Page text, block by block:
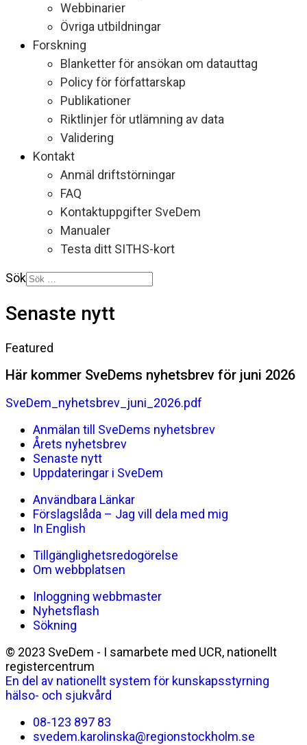
Webbinarier
Övriga utbildningar
Forskning
Blanketter för ansökan om datauttag
Policy för författarskap
Publikationer
Riktlinjer för utlämning av data
Validering
Kontakt
Anmäl driftstörningar
FAQ
Kontaktuppgifter SveDem
Manualer
Testa ditt SITHS-kort
Sök
Senaste nytt
Featured
Här kommer SveDems nyhetsbrev för juni 2026
SveDem_nyhetsbrev_juni_2026.pdf
Anmälan till SveDems nyhetsbrev
Årets nyhetsbrev
Senaste nytt
Uppdateringar i SveDem
Användbara Länkar
Förslagslåda – Jag vill dela med mig
In English
Tillgänglighetsredogörelse
Om webbplatsen
Inloggning webbmaster
Nyhetsflash
Sökning
© 2023 SveDem - I samarbete med UCR, nationellt
registercentrum
En del av nationellt system för kunskapsstyrning
hälso- och sjukvård
08-123 897 83
svedem.karolinska@regionstockholm.se